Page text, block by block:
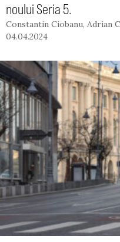
noului Seria 5.
Constantin Ciobanu, Adrian
04.04.2024